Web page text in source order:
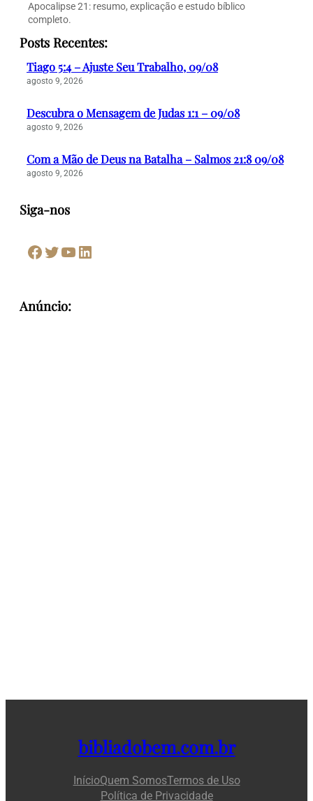
Apocalipse 21: resumo, explicação e estudo bíblico
completo.
Posts Recentes:
Tiago 5:4 – Ajuste Seu Trabalho, 09/08
agosto 9, 2026
Descubra o Mensagem de Judas 1:1 – 09/08
agosto 9, 2026
Com a Mão de Deus na Batalha – Salmos 21:8 09/08
agosto 9, 2026
Siga-nos
Facebook Twitter Youtube LinkedIn
Anúncio:
bibliadobem.com.br
InícioQuem SomosTermos de Uso
Política de Privacidade